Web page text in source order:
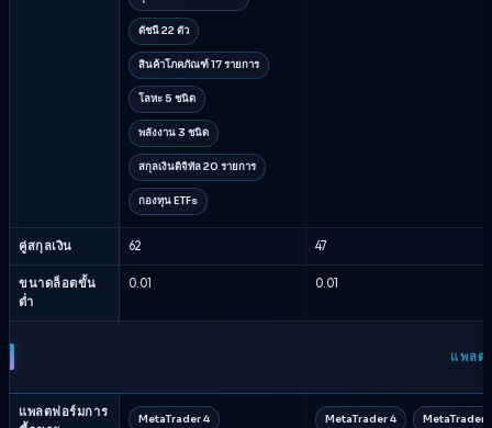
ดัชนี 22 ตัว
สินค้าโภคภัณฑ์ 17 รายการ
โลหะ 5 ชนิด
พลังงาน 3 ชนิด
สกุลเงินดิจิทัล 20 รายการ
กองทุน ETFs
คู่สกุลเงิน 62 47
ขนาดล็อตขั้น
ต่ำ
0.01 0.01
แพลต
แพลตฟอร์มการ
MetaTrader 4 MetaTrader 4 MetaTrader